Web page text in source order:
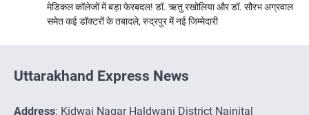
मेडिकल कॉलेजों में बड़ा फेरबदल! डॉ. ऋतु रखोलिया और डॉ. सौरभ अग्रवाल
समेत कई डॉक्टरों के तबादले, रुद्रपुर में नई जिम्मेदारी
Uttarakhand Express News
Address: Kidwai Nagar Haldwani District Nainital